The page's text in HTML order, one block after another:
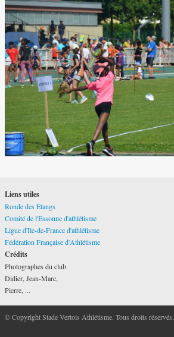
Photos▼
Contact
Liens utiles
Ronde des Etangs
Comité de l'Essonne d'athlétisme
Ligue d'Ile-de-France d'athlétisme
Fédération Française d'Athlétisme
Crédits
Photographes du club
Didier, Jean-Marc,
Pierre, ...
© Copyright Stade Vertois Athlétisme. Tous droits réservés.